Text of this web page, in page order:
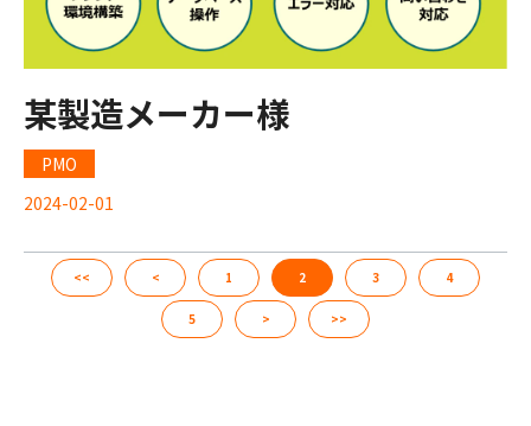
某製造メーカー様
PMO
2024-02-01
<< < 1 2 3 4
5 > >>